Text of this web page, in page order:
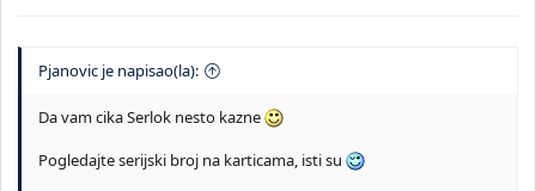
Pjanovic je napisao(la):
Da vam cika Serlok nesto kazne
Pogledajte serijski broj na karticama, isti su